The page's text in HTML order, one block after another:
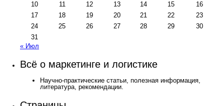
10
11 12 13 14 15
16
17
18 19 20 21 22
23
24
25 26 27 28 29
30
31
« Июл
Всё о маркетинге и логистике
Научно-практические статьи, полезная информация,
литература, рекомендации.